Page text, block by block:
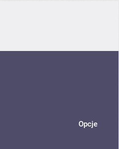
Opcje